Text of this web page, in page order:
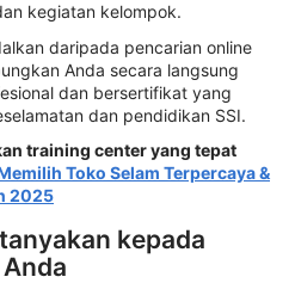
kegiatan kelompok.
daripada pencarian online
Anda secara langsung
dan bersertifikat yang
dan pendidikan SSI.
training center yang tepat
Toko Selam Terpercaya &
2025
kepada